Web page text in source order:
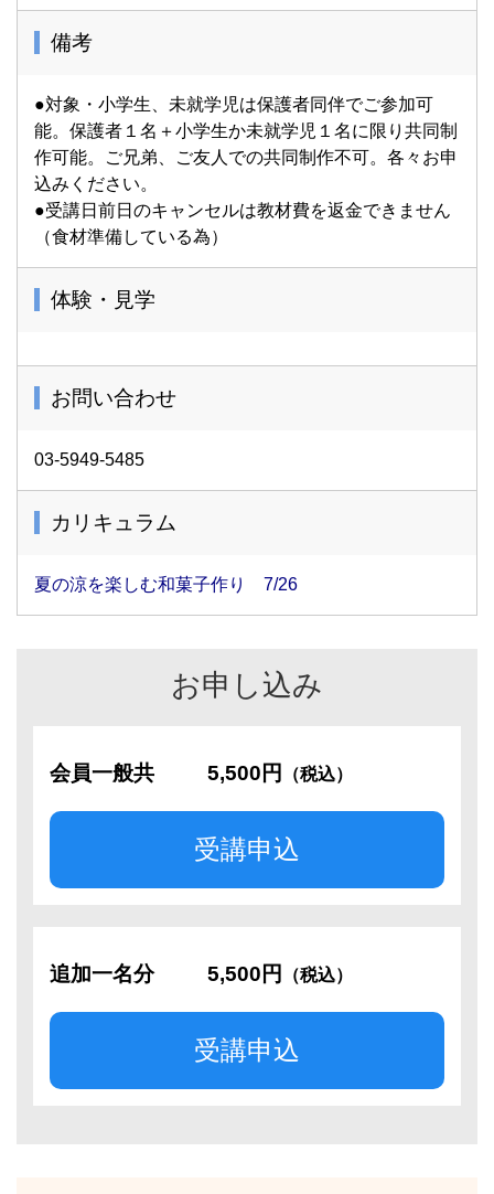
備考
●対象・小学生、未就学児は保護者同伴でご参加可
能。保護者１名＋小学生か未就学児１名に限り共同制
作可能。ご兄弟、ご友人での共同制作不可。各々お申
込みください。
●受講日前日のキャンセルは教材費を返金できません
（食材準備している為）
体験・見学
お問い合わせ
03-5949-5485
カリキュラム
夏の涼を楽しむ和菓子作り 7/26
お申し込み
会員一般共 5,500円 （税込）
受講申込
追加一名分 5,500円 （税込）
受講申込